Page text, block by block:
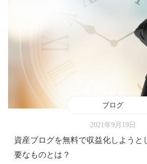
ブログ
2021年9月19日
資産ブログを無料で収益化しようと
要なものとは？